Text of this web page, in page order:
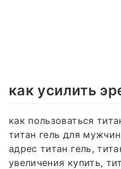
как усилить
как пользоваться
титан гель для
адрес титан гель,
увеличения купить,